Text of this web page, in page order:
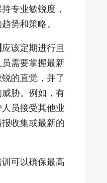
专业敏锐度，
势和策略。
应该定期进行且
需要掌握最新
的直觉，并了
胁。例如，有
员接受其他业
收集或最新的
可以确保最高